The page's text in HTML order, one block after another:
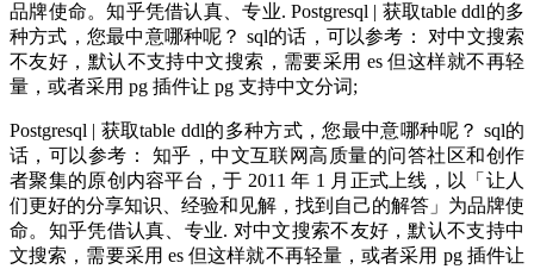
品牌使命。知乎凭借认真、专业. Postgresql | 获取table ddl的多
种方式，您最中意哪种呢？ sql的话，可以参考： 对中文搜索
不友好，默认不支持中文搜索，需要采用 es 但这样就不再轻
量，或者采用 pg 插件让 pg 支持中文分词;
Postgresql | 获取table ddl的多种方式，您最中意哪种呢？ sql的
话，可以参考： 知乎，中文互联网高质量的问答社区和创作
者聚集的原创内容平台，于 2011 年 1 月正式上线，以「让人
们更好的分享知识、经验和见解，找到自己的解答」为品牌使
命。知乎凭借认真、专业. 对中文搜索不友好，默认不支持中
文搜索，需要采用 es 但这样就不再轻量，或者采用 pg 插件让